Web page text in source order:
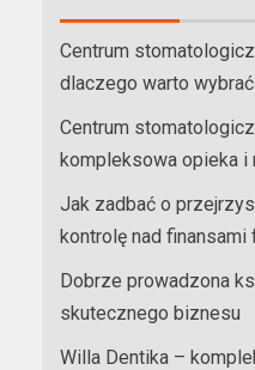
Centrum
dlaczego warto
Centrum
kompleksowa opieka
Jak zadbać o
kontrolę nad finansami
Dobrze prowadzona
skutecznego biznesu
Willa Dentika –